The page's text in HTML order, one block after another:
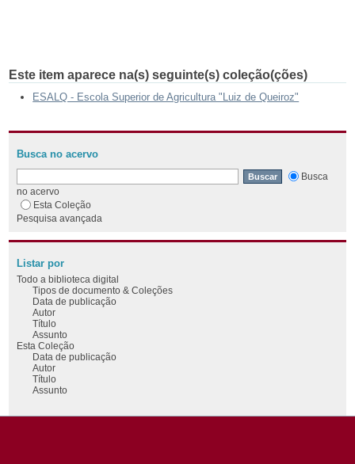
Este item aparece na(s) seguinte(s) coleção(ções)
ESALQ - Escola Superior de Agricultura "Luiz de Queiroz"
Busca no acervo
Busca
no acervo
Esta Coleção
Pesquisa avançada
Listar por
Todo a biblioteca digital
Tipos de documento & Coleções
Data de publicação
Autor
Título
Assunto
Esta Coleção
Data de publicação
Autor
Título
Assunto